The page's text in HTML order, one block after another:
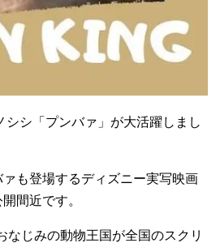
シシ「プンバァ」が大活躍しまし
も登場するディズニー実写映画
間近です。
なじみの動物王国が全国のスクリ